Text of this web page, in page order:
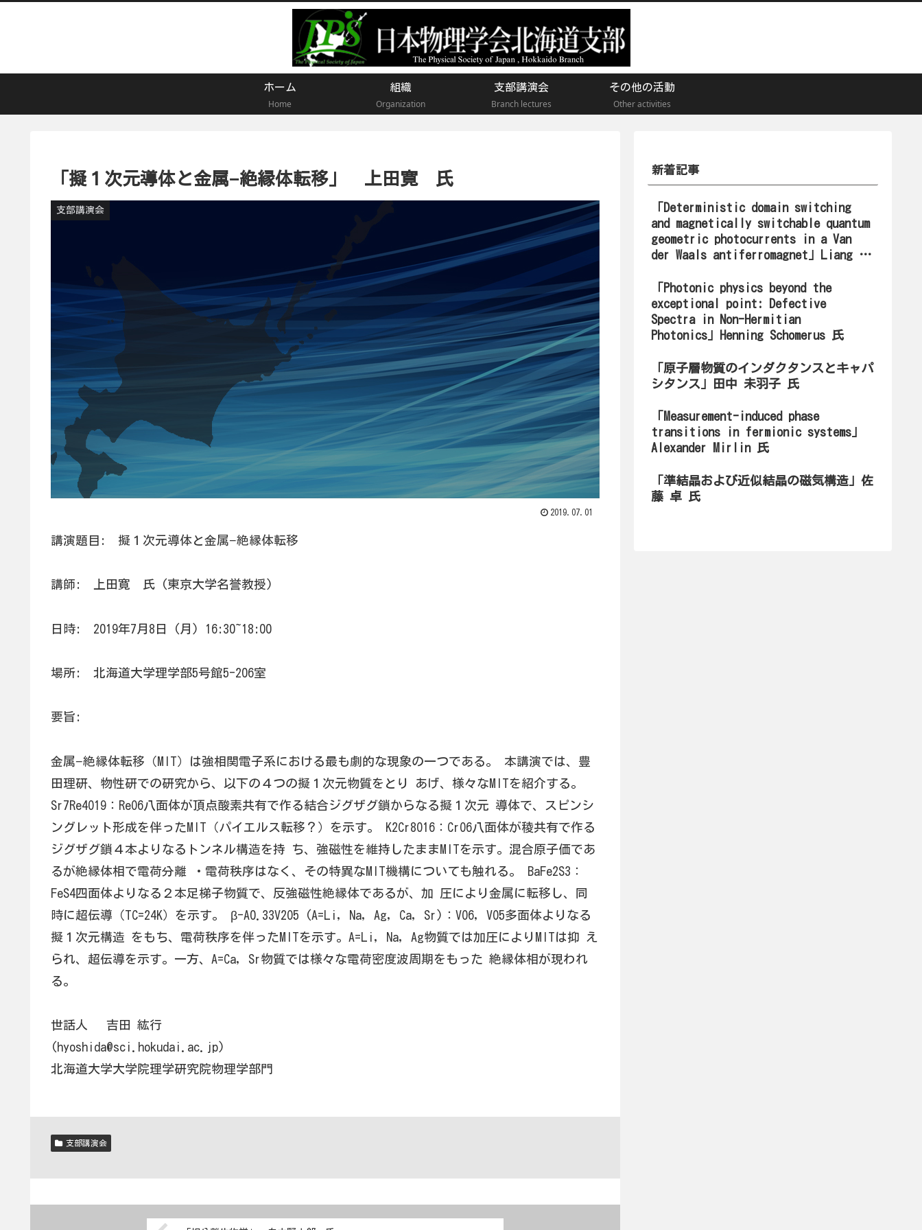
ホーム
Home
組織
Organization
支部講演会
Branch lectures
その他の活動
Other activities
「擬１次元導体と金属−絶縁体転移」 上田寛 氏
支部講演会
2019.07.01
講演題目: 擬１次元導体と金属−絶縁体転移
講師: 上田寛 氏 (東京大学名誉教授)
日時: 2019年7月8日 (月) 16:30~18:00
場所: 北海道大学理学部5号館5-206室
要旨:
金属−絶縁体転移（MIT）は強相関電子系における最も劇的な現象の一つである。 本講演では、豊
田理研、物性研での研究から、以下の４つの擬１次元物質をとり あげ、様々なMITを紹介する。
Sr7Re4O19：ReO6八面体が頂点酸素共有で作る結合ジグザグ鎖からなる擬１次元 導体で、スピンシ
ングレット形成を伴ったMIT（パイエルス転移？）を示す。 K2Cr8O16：CrO6八面体が稜共有で作る
ジグザグ鎖４本よりなるトンネル構造を持 ち、強磁性を維持したままMITを示す。混合原子価であ
るが絶縁体相で電荷分離 ・電荷秩序はなく、その特異なMIT機構についても触れる。 BaFe2S3：
FeS4四面体よりなる２本足梯子物質で、反強磁性絶縁体であるが、加 圧により金属に転移し、同
時に超伝導（TC=24K）を示す。 β-A0.33V2O5 (A=Li, Na, Ag, Ca, Sr)：VO6, VO5多面体よりなる
擬１次元構造 をもち、電荷秩序を伴ったMITを示す。A=Li, Na, Ag物質では加圧によりMITは抑 え
られ、超伝導を示す。一方、A=Ca, Sr物質では様々な電荷密度波周期をもった 絶縁体相が現われ
る。
世話人 吉田 紘行
(hyoshida@sci.hokudai.ac.jp)
北海道大学大学院理学研究院物理学部門
支部講演会
新着記事
「Deterministic domain switching
and magnetically switchable quantum
geometric photocurrents in a Van
der Waals antiferromagnet」Liang Wu
「Photonic physics beyond the
exceptional point: Defective
Spectra in Non-Hermitian
Photonics」Henning Schomerus 氏
「原子層物質のインダクタンスとキャパ
シタンス」田中 未羽子 氏
「Measurement-induced phase
transitions in fermionic systems」
Alexander Mirlin 氏
「準結晶および近似結晶の磁気構造」佐
藤 卓 氏